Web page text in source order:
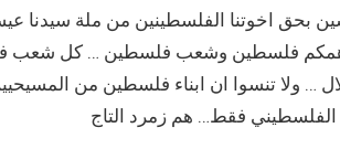
بحق اخوتنا الفلسطينين من ملة سيدنا
فلسطين وشعب فلسطين … كل شعب
… ولا تنسوا ان ابناء فلسطين من